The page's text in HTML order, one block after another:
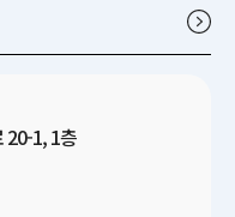
20-1, 1층